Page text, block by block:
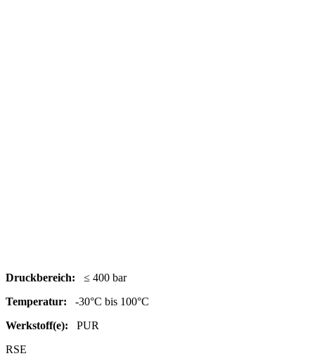
Druckbereich: ≤ 400 bar
Temperatur: -30°C bis 100°C
Werkstoff(e): PUR
RSE